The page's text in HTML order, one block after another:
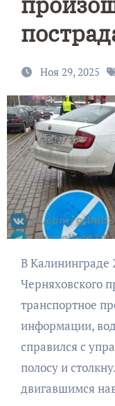
Ноя 29, 2025
В Калининграде 29 ноября около 12:20 на улице
Черняховского
транспортное
информации,
справился с
полосу и
двигавшимся